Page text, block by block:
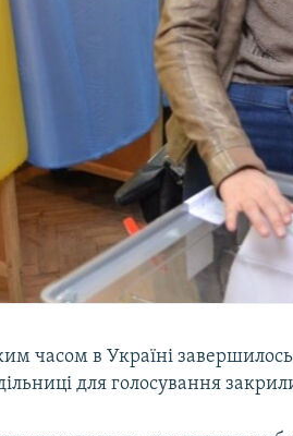
часом в Україні
для голосування